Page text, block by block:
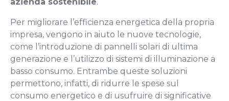
Per migliorare l’efficienza energetica della propria
impresa, vengono in aiuto le nuove tecnologie,
come l’introduzione di pannelli solari di ultima
generazione e l’utilizzo di sistemi di illuminazione a
basso consumo. Entrambe queste soluzioni
permettono, infatti, di ridurre le spese sul
consumo energetico e di usufruire di significative